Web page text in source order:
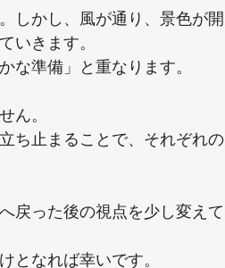
しかし、風が通り、景色が開
いきます。
な準備」と重なります。
ん。
ち止まることで、それぞれの
戻った後の視点を少し変えて
となれば幸いです。